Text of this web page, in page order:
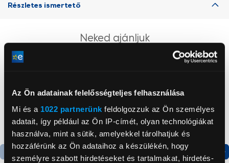
Az Ön adatainak felelősségteljes felhasználása
Mi és a 1022 partnerünk feldolgozzuk az Ön személyes
adatait, így például az Ön IP-címét, olyan technológiákat
használva, mint a sütik, amelyekkel tárolhatjuk és
hozzáférünk az Ön adataihoz a készülékén, hogy
személyre szabott hirdetéseket és tartalmakat, hirdetés-
Részletes ismertető
Neked ajánljuk